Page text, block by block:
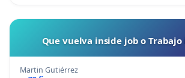
Que vuelva inside job o
Martin Gutiérrez